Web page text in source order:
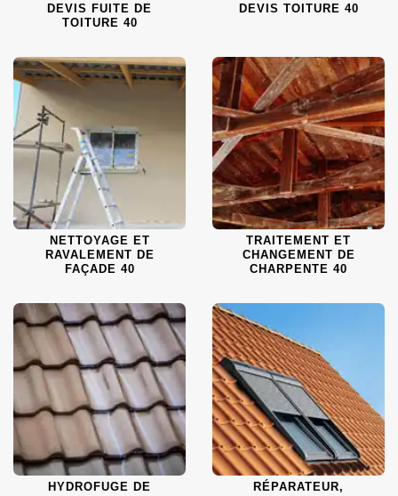
DEVIS FUITE DE
TOITURE 40
DEVIS TOITURE 40
NETTOYAGE ET
RAVALEMENT DE
FAÇADE 40
TRAITEMENT ET
CHANGEMENT DE
CHARPENTE 40
HYDROFUGE DE
RÉPARATEUR,